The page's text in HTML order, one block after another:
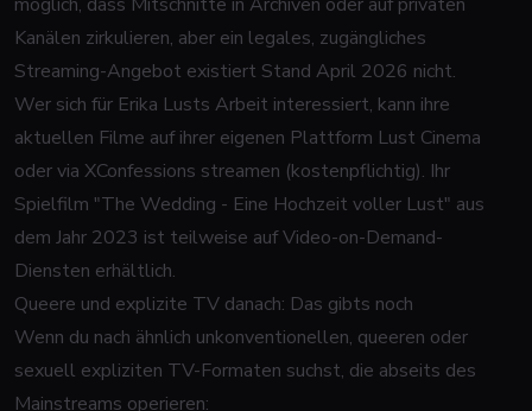
Kanälen zirkulieren, aber ein legales, zugängliches
Streaming-Angebot existiert Stand April 2026 nicht.
Wer sich für Erika Lusts Arbeit interessiert, kann ihre
aktuellen Filme auf ihrer eigenen Plattform Lust Cinema
oder via XConfessions streamen (kostenpflichtig). Ihr
Spielfilm "The Wedding - Eine Hochzeit voller Lust" aus
dem Jahr 2023 ist teilweise auf Video-on-Demand-
Diensten erhältlich.
Queere und explizite TV danach: Das gibts noch
Wenn du nach ähnlich unkonventionellen, queeren oder
sexuell expliziten TV-Formaten suchst, die abseits des
Mainstreams operieren: